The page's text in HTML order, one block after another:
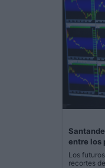
entre los
Los
recortes